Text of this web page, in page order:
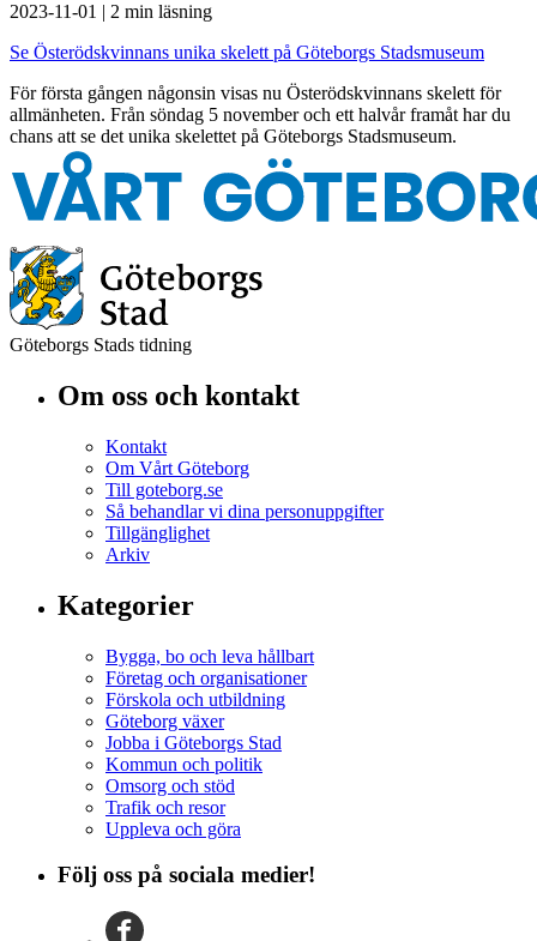
2023-11-01 | 2 min läsning
Se Österödskvinnans unika skelett på Göteborgs Stadsmuseum
För första gången någonsin visas nu Österödskvinnans skelett för
allmänheten. Från söndag 5 november och ett halvår framåt har du
chans att se det unika skelettet på Göteborgs Stadsmuseum.
Göteborgs Stads tidning
Om oss och kontakt
Kontakt
Om Vårt Göteborg
Till goteborg.se
Så behandlar vi dina personuppgifter
Tillgänglighet
Arkiv
Kategorier
Bygga, bo och leva hållbart
Företag och organisationer
Förskola och utbildning
Göteborg växer
Jobba i Göteborgs Stad
Kommun och politik
Omsorg och stöd
Trafik och resor
Uppleva och göra
Följ oss på sociala medier!